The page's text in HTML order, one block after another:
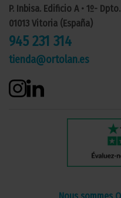
P. Inbisa. Edificio A • 1º-
01013 Vitoria (España)
945 231 314
tienda@ortolan.es